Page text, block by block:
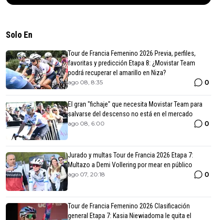
Solo En
Tour de Francia Femenino 2026 Previa, perfiles,
favoritas y predicción Etapa 8: ¿Movistar Team
podrá recuperar el amarillo en Niza?
ago 08, 8:35 0
El gran "fichaje" que necesita Movistar Team para
salvarse del descenso no está en el mercado
ago 08, 6:00 0
Jurado y multas Tour de Francia 2026 Etapa 7:
Multazo a Demi Vollering por mear en público
ago 07, 20:18 0
Tour de Francia Femenino 2026 Clasificación
general Etapa 7: Kasia Niewiadoma le quita el